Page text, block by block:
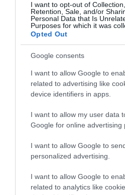
I want to opt-out of
Retention, Sale, and/or
Personal Data that Is
Purposes for which it was
Opted Out
Google consents
I want to allow Google to
related to advertising like
device identifiers in apps.
I want to allow my user data
Google for online advertising
I want to allow Google to
personalized advertising.
I want to allow Google to
related to analytics like
Όσοι έχουν γαλάζια ή
ανοικτά μάτια και
δίχως γυαλιά ηλίου
διατρέχουν αυξημένο
καρκίνου στα μάτια,
μελάνωμα στην ίριδα
ραγοειδή χιτώνα του
ραγοειδής χιτώνας
αγγειώδης χιτώνας και
μεσαίο από τα τρία
ματιού (ανατομικά
την ίριδα, το